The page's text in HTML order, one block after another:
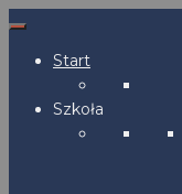
Start
Szkoła